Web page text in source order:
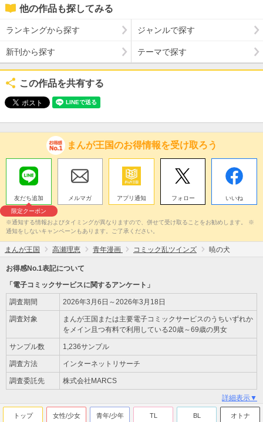
他の作品も探してみる
ランキングから探す ジャンルで探す
新刊から探す テーマで探す
この作品を共有する
まんが王国のお得情報を受け取ろう
友だち追加
限定クーポン
メルマガ アプリ通知 フォロー いいね
※通知する情報およびタイミングが異なりますので、併せて受け取ることをお勧めします。 ※
通知をしないキャンペーンもあります。ご了承ください。
まんが王国 高瀬理恵 青年漫画 コミック乱ツインズ 暁の犬
お得感No.1表記について
「電子コミックサービスに関するアンケート」
調査期間 2026年3月6日～2026年3月18日
調査対象
まんが王国または主要電子コミックサービスのうちいずれか
をメイン且つ有料で利用している20歳～69歳の男女
サンプル数 1,236サンプル
調査方法 インターネットリサーチ
調査委託先 株式会社MARCS
詳細表示▼
トップ 女性/少女 青年/少年 TL BL オトナ